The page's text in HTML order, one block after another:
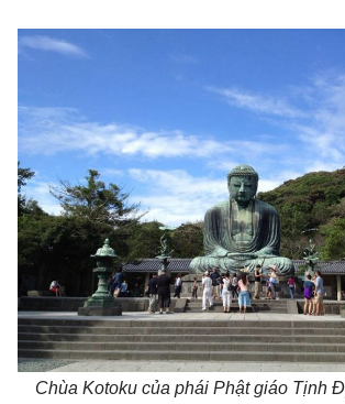
Chùa Kotoku của phái Phật giáo Tịnh